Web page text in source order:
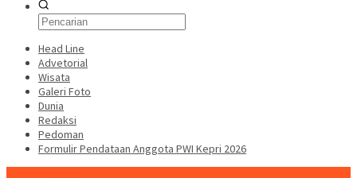
Head Line
Advetorial
Wisata
Galeri Foto
Dunia
Redaksi
Pedoman
Formulir Pendataan Anggota PWI Kepri 2026